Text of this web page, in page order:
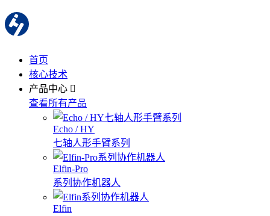
首页
核心技术
产品中心
查看所有产品
Echo / HY
七轴人形手臂系列
Elfin-Pro
系列协作机器人
Elfin